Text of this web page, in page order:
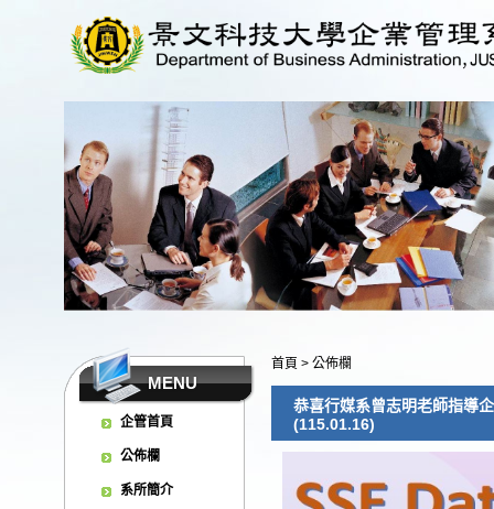
MENU
企管首頁
公佈欄
系所簡介
首頁 > 公佈欄
恭喜行媒系曾志明老師指導
(115.01.16)